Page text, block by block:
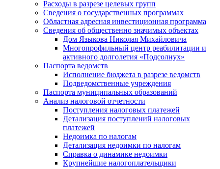
Расходы в разрезе целевых групп
Сведения о государственных программах
Областная адресная инвестиционная программа
Сведения об общественно значимых объектах
Дом Языкова Николая Михайловича
Многопрофильный центр реабилитации и
активного долголетия «Подсолнух»
Паспорта ведомств
Исполнение бюджета в разрезе ведомств
Подведомственные учреждения
Паспорта муниципальных образований
Анализ налоговой отчетности
Поступления налоговых платежей
Детализация поступлений налоговых
платежей
Недоимка по налогам
Детализация недоимки по налогам
Справка о динамике недоимки
Крупнейшие налогоплательщики